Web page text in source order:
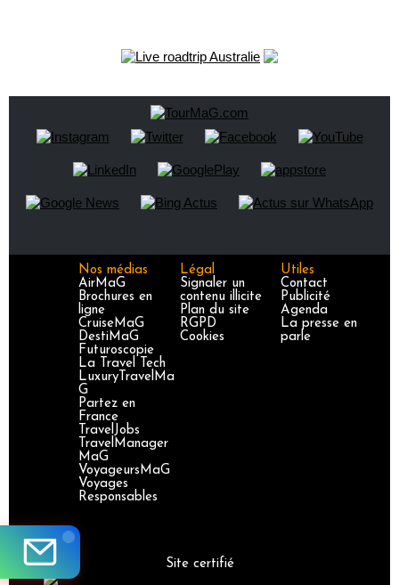
Nos médias
AirMaG
Brochures en
ligne
CruiseMaG
DestiMaG
Futuroscopie
La Travel Tech
LuxuryTravelMa
G
Partez en
France
TravelJobs
TravelManager
MaG
VoyageursMaG
Voyages
Responsables
Légal
Signaler un
contenu illicite
Plan du site
RGPD
Cookies
Utiles
Contact
Publicité
Agenda
La presse en
parle
Site certifié